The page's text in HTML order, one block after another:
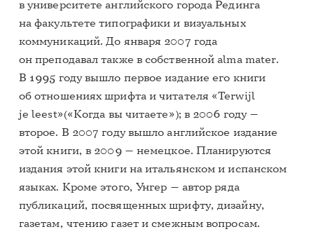
в университете английского города Рединга
на факультете типографики и визуальных
коммуникаций. До января 2007 года
он преподавал также в собственной alma mater.
В 1995 году вышло первое издание его книги
об отношениях шрифта и читателя «Terwijl
je leest»(«Когда вы читаете»); в 2006 году —
второе. В 2007 году вышло английское издание
этой книги, в 2009 — немецкое. Планируются
издания этой книги на итальянском и испанском
языках. Кроме этого, Унгер — автор ряда
публикаций, посвященных шрифту, дизайну,
газетам, чтению газет и смежным вопросам.